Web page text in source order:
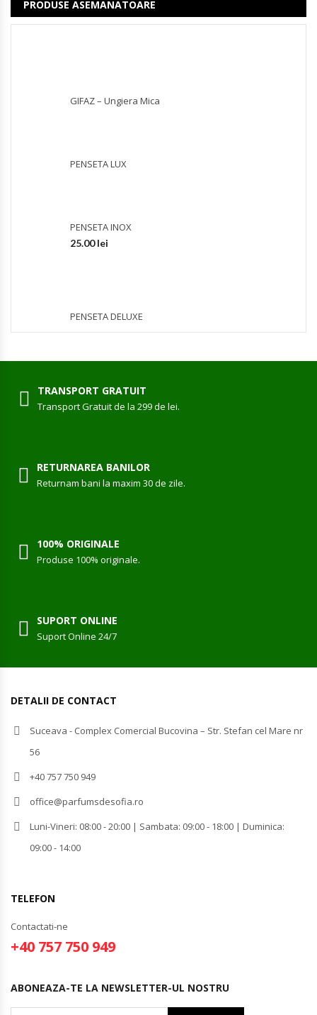
PRODUSE ASEMANATOARE
GIFAZ – Ungiera Mica
PENSETA LUX
PENSETA INOX
25.00lei
PENSETA DELUXE
TRANSPORT GRATUIT
Transport Gratuit de la 299 de lei.
RETURNAREA BANILOR
Returnam bani la maxim 30 de zile.
100% ORIGINALE
Produse 100% originale.
SUPORT ONLINE
Suport Online 24/7
DETALII DE CONTACT
Suceava - Complex Comercial Bucovina – Str. Stefan cel Mare nr
56
+40 757 750 949
office@parfumsdesofia.ro
Luni-Vineri: 08:00 - 20:00 | Sambata: 09:00 - 18:00 | Duminica:
09:00 - 14:00
TELEFON
Contactati-ne
+40 757 750 949
ABONEAZA-TE LA NEWSLETTER-UL NOSTRU